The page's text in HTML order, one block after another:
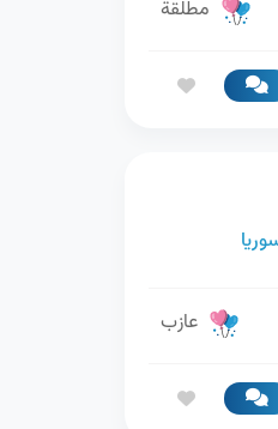
مطلقة
عازب